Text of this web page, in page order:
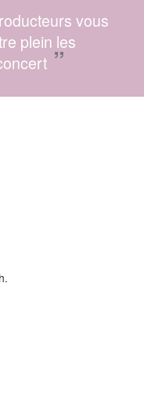
vous
plein les
”